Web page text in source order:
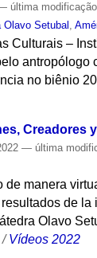
última modificação
Olavo Setubal ,
Culturais –
no biênio
Creadores
— última
de manera
de
Olavo
/Vídeos 2022